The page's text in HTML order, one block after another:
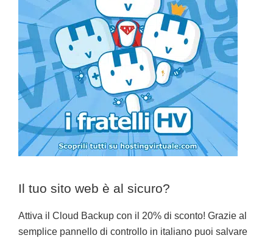
Il tuo sito web è al sicuro?
Attiva il Cloud Backup con il 20% di sconto! Grazie al
semplice pannello di controllo in italiano puoi salvare